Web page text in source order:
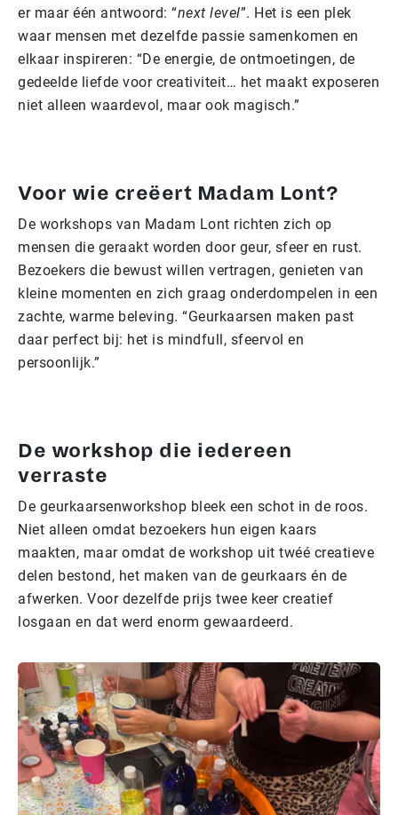
er maar één antwoord: “next level”. Het is een plek
waar mensen met dezelfde passie samenkomen en
elkaar inspireren: “De energie, de ontmoetingen, de
gedeelde liefde voor creativiteit… het maakt exposeren
niet alleen waardevol, maar ook magisch.”
Voor wie creëert Madam Lont?
De workshops van Madam Lont richten zich op
mensen die geraakt worden door geur, sfeer en rust.
Bezoekers die bewust willen vertragen, genieten van
kleine momenten en zich graag onderdompelen in een
zachte, warme beleving. “Geurkaarsen maken past
daar perfect bij: het is mindfull, sfeervol en
persoonlijk.”
De workshop die iedereen
verraste
De geurkaarsenworkshop bleek een schot in de roos.
Niet alleen omdat bezoekers hun eigen kaars
maakten, maar omdat de workshop uit twéé creatieve
delen bestond, het maken van de geurkaars én de
afwerken. Voor dezelfde prijs twee keer creatief
losgaan en dat werd enorm gewaardeerd.